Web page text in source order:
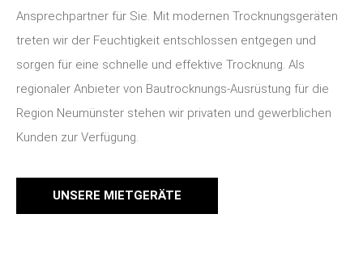
Ansprechpartner für Sie. Mit modernen Trocknungsgeräten
treten wir der Feuchtigkeit entschlossen entgegen und
sorgen für eine schnelle und effektive Trocknung. Als
regionaler Anbieter von Bautrocknungs-Ausrüstung für die
Region Neumünster stehen wir privaten und gewerblichen
Kunden zur Verfügung.
UNSERE MIETGERÄTE